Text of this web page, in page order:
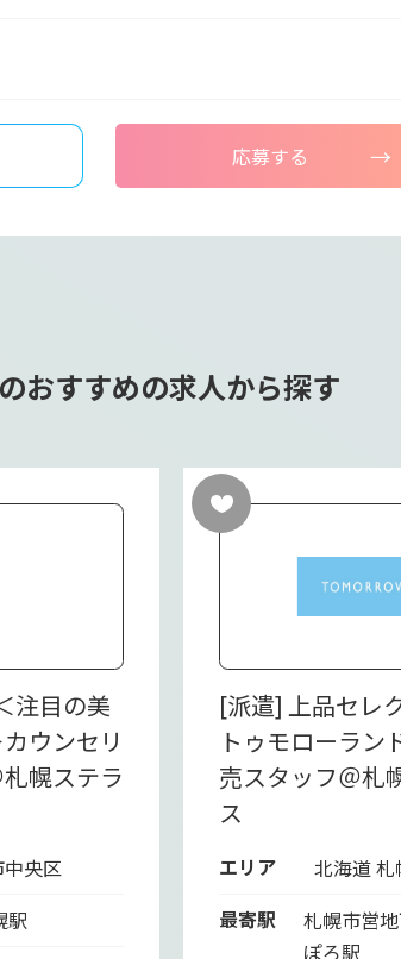
応募する
おすすめの求人から探す
注目の美
ウンセリ
幌ステラ
央区
駅
[派遣] 上品セレ
トゥモローラン
売スタッフ＠札
ス
エリア
北海道
最寄駅
札幌市営
ぽろ駅